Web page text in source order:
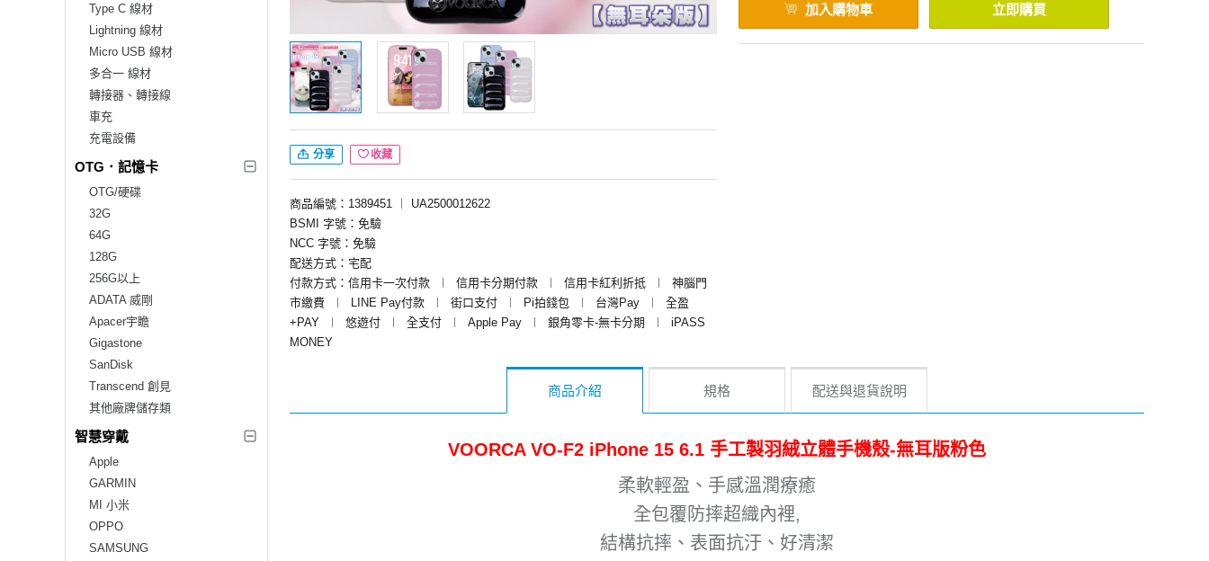
Type C 線材
Lightning 線材
Micro USB 線材
多合一 線材
轉接器、轉接線
車充
充電設備
OTG．記憶卡
OTG/硬碟
32G
64G
128G
256G以上
ADATA 威剛
Apacer宇瞻
Gigastone
SanDisk
Transcend 創見
其他廠牌儲存類
智慧穿戴
Apple
GARMIN
MI 小米
OPPO
SAMSUNG
分享 收藏
商品編號：1389451 ︱
UA2500012622
BSMI 字號：免驗
NCC 字號：免驗
配送方式：宅配
付款方式：信用卡一次付款
︱ 信用卡分期付款 ︱ 信用卡紅利折抵 ︱
神腦門
市繳費
︱ LINE Pay付款 ︱ 街口支付 ︱ Pi拍錢包 ︱ 台灣Pay ︱
全盈
+PAY
︱ 悠遊付 ︱ 全支付 ︱ Apple Pay ︱ 銀角零卡-無卡分期 ︱
iPASS
MONEY
加入購物車 立即購買
商品介紹 規格 配送與退貨說明
VOORCA VO-F2 iPhone 15 6.1 手工製羽絨立體手機殼-無耳版粉色
柔軟輕盈、手感溫潤療癒
全包覆防摔超織內裡,
結構抗摔、表面抗汙、好清潔